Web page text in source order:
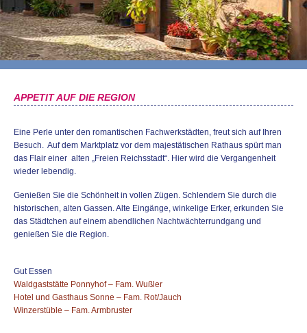
APPETIT AUF DIE REGION
Eine Perle unter den romantischen Fachwerkstädten, freut sich auf Ihren
Besuch. Auf dem Marktplatz vor dem majestätischen Rathaus spürt man
das Flair einer alten „Freien Reichsstadt“. Hier wird die Vergangenheit
wieder lebendig.
Genießen Sie die Schönheit in vollen Zügen. Schlendern Sie durch die
historischen, alten Gassen. Alte Eingänge, winkelige Erker, erkunden Sie
das Städtchen auf einem abendlichen Nachtwächterrundgang und
genießen Sie die Region.
Gut Essen
Waldgaststätte Ponnyhof – Fam. Wußler
Hotel und Gasthaus Sonne – Fam. Rot/Jauch
Winzerstüble – Fam. Armbruster